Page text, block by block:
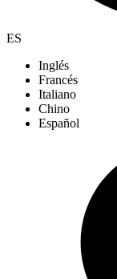
ES
Inglés
Francés
Italiano
Chino
Español